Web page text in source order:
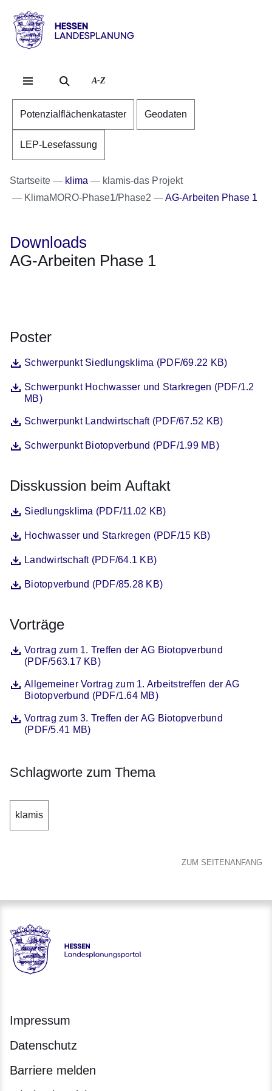
Hessen
LandesplanungA-Z
Potenzialflächenkataster Geodaten
LEP-Lesefassung
Startseite klima
klamis-das Projekt
KlimaMORO-Phase1/Phase2
AG-Arbeiten Phase 1
Downloads
AG-Arbeiten Phase 1
Poster
DateiSchwerpunkt Siedlungsklima (PDF/69.22 KB)
Öffnet sich in einem neuen Fenster
DateiSchwerpunkt Hochwasser und Starkregen (PDF/1.2
MB)
Öffnet sich in einem neuen Fenster
DateiSchwerpunkt Landwirtschaft (PDF/67.52 KB)
Öffnet sich in einem neuen Fenster
DateiSchwerpunkt Biotopverbund (PDF/1.99 MB)
Öffnet sich in einem neuen Fenster
Disskussion beim Auftakt
DateiSiedlungsklima (PDF/11.02 KB)
Öffnet sich in einem neuen Fenster
DateiHochwasser und Starkregen (PDF/15 KB)
Öffnet sich in einem neuen Fenster
DateiLandwirtschaft (PDF/64.1 KB)
Öffnet sich in einem neuen Fenster
DateiBiotopverbund (PDF/85.28 KB)
Öffnet sich in einem neuen Fenster
Vorträge
DateiVortrag zum 1. Treffen der AG Biotopverbund
(PDF/563.17 KB)
Öffnet sich in einem neuen Fenster
DateiAllgemeiner Vortrag zum 1. Arbeitstreffen der AG
Biotopverbund (PDF/1.64 MB)
Öffnet sich in einem neuen Fenster
DateiVortrag zum 3. Treffen der AG Biotopverbund
(PDF/5.41 MB)
Öffnet sich in einem neuen Fenster
Schlagworte zum Thema
klamis
ZUM SEITENANFANG
Hessen - Landesplanungsportal
Impressum
Datenschutz
Barriere melden